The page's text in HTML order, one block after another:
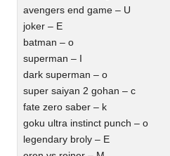
avengers end game – U
joker – E
batman – o
superman – I
dark superman – o
super saiyan 2 gohan – c
fate zero saber – k
goku ultra instinct punch – o
legendary broly – E